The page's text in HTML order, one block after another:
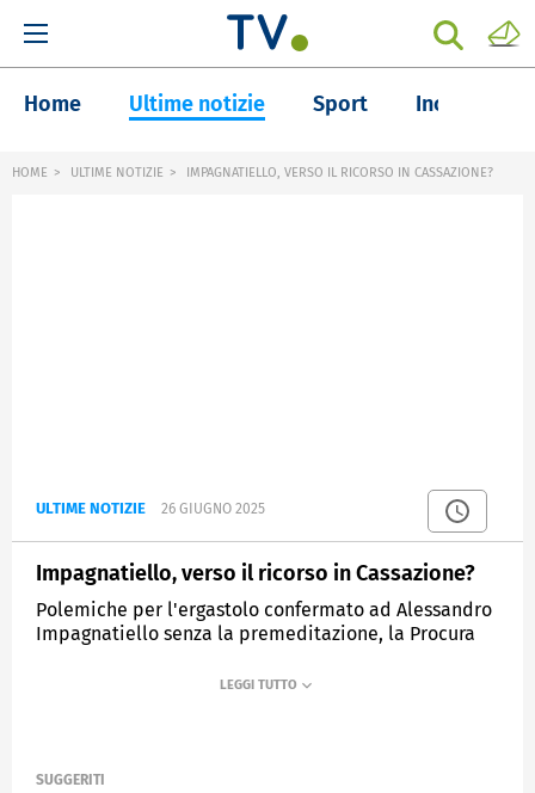
Home Ultime notizie Sport Inchieste
HOME ULTIME NOTIZIE IMPAGNATIELLO, VERSO IL RICORSO IN CASSAZIONE?
ULTIME NOTIZIE 26 GIUGNO 2025
Impagnatiello, verso il ricorso in Cassazione?
Polemiche per l'ergastolo confermato ad Alessandro
Impagnatiello senza la premeditazione, la Procura
SUGGERITI